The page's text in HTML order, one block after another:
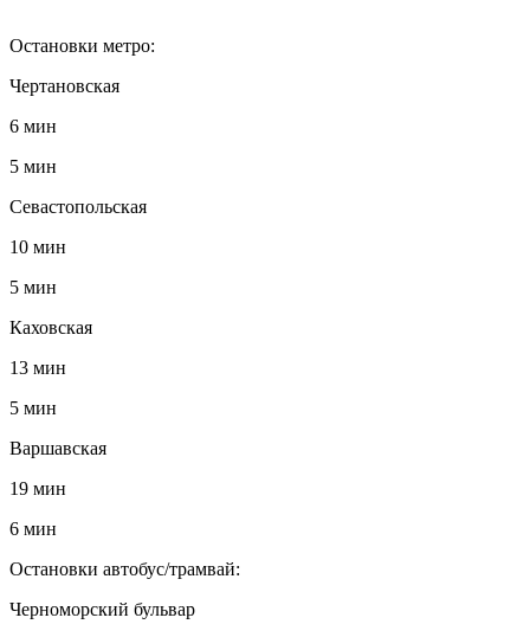
Остановки метро:
Чертановская
6 мин
5 мин
Севастопольская
10 мин
5 мин
Каховская
13 мин
5 мин
Варшавская
19 мин
6 мин
Остановки автобус/трамвай:
Черноморский бульвар